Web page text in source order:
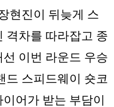
현진이 뒤늦게 스
격차를 따라잡고 종
이번 라운드 우승
드 스피드웨이 숏코
어가 받는 부담이